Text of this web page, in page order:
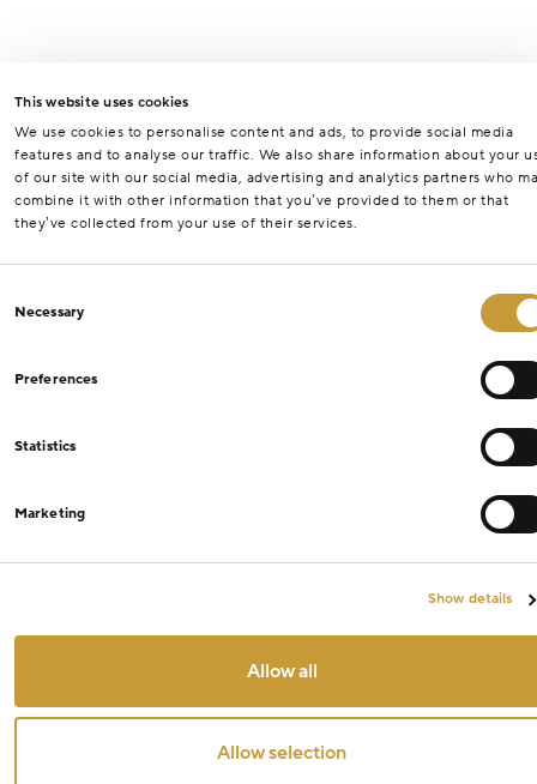
This website uses cookies
We use cookies to personalise content and ads, to provide social media
features and to analyse our traffic. We also share information about your
of our site with our social media, advertising and analytics partners who
combine it with other information that you’ve provided to them or that
they’ve collected from your use of their services.
Selection
Necessary
Preferences
Statistics
Marketing
Show details
Allow all
Allow selection